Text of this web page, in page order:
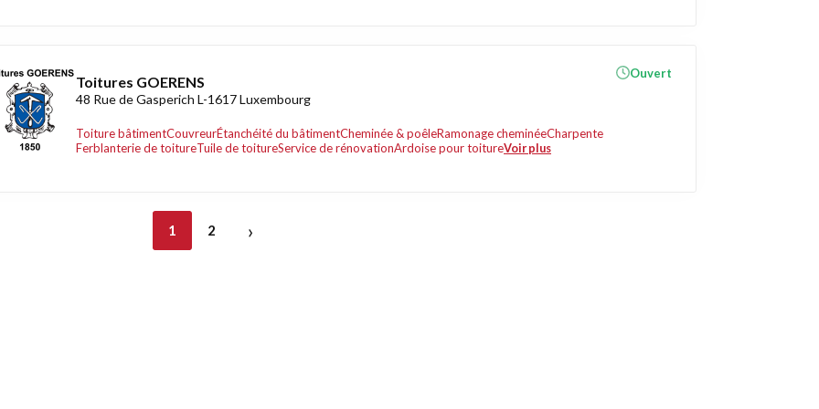
Toitures GOERENS
48 Rue de Gasperich L-1617 Luxembourg
Toiture bâtimentCouvreurÉtanchéité du bâtimentCheminée & poêleRamonage cheminéeCharpente
Ferblanterie de toitureTuile de toitureService de rénovationArdoise pour toitureVoir plus
Ouvert
1 2 ›